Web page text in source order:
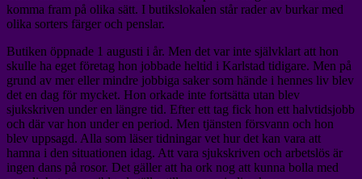
komma fram på olika sätt. I butikslokalen står rader av burkar med
olika sorters färger och penslar.
Butiken öppnade 1 augusti i år. Men det var inte självklart att hon
skulle ha eget företag hon jobbade heltid i Karlstad tidigare. Men på
grund av mer eller mindre jobbiga saker som hände i hennes liv blev
det en dag för mycket. Hon orkade inte fortsätta utan blev
sjukskriven under en längre tid. Efter ett tag fick hon ett halvtidsjobb
och där var hon under en period. Men tjänsten försvann och hon
blev uppsagd. Alla som läser tidningar vet hur det kan vara att
hamna i den situationen idag. Att vara sjukskriven och arbetslös är
ingen dans på rosor. Det gäller att ha ork nog att kunna bolla med